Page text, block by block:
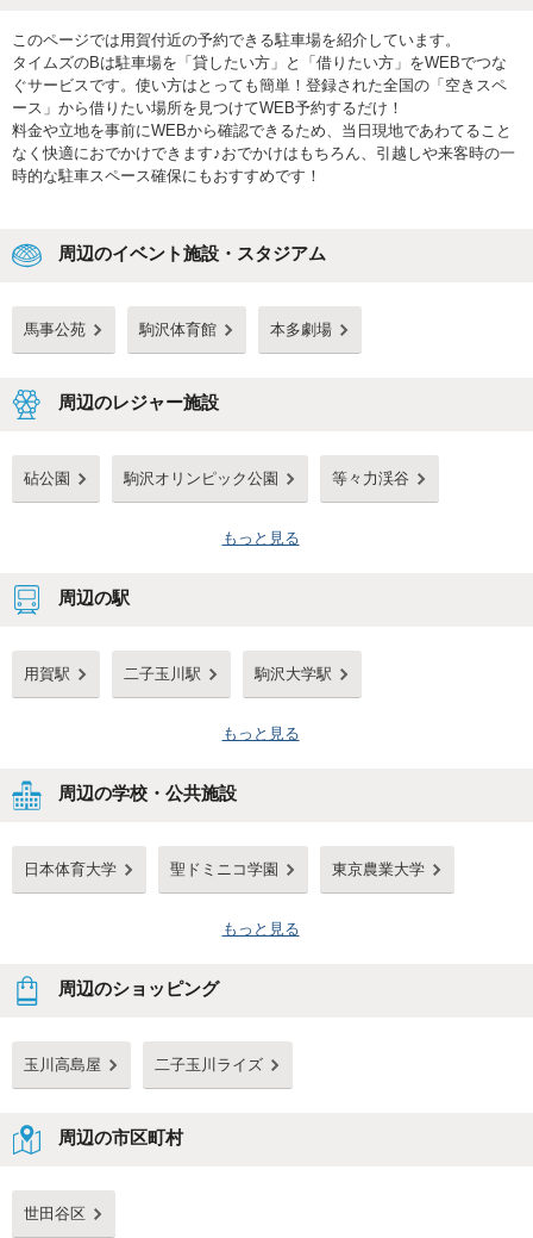
このページでは用賀付近の予約できる駐車場を紹介しています。
タイムズのBは駐車場を「貸したい方」と「借りたい方」をWEBでつな
ぐサービスです。使い方はとっても簡単！登録された全国の「空きスペ
ース」から借りたい場所を見つけてWEB予約するだけ！
料金や立地を事前にWEBから確認できるため、当日現地であわてること
なく快適におでかけできます♪おでかけはもちろん、引越しや来客時の一
時的な駐車スペース確保にもおすすめです！
周辺のイベント施設・スタジアム
馬事公苑 駒沢体育館 本多劇場
周辺のレジャー施設
砧公園 駒沢オリンピック公園 等々力渓谷
もっと見る
周辺の駅
用賀駅 二子玉川駅 駒沢大学駅
もっと見る
周辺の学校・公共施設
日本体育大学 聖ドミニコ学園 東京農業大学
もっと見る
周辺のショッピング
玉川高島屋 二子玉川ライズ
周辺の市区町村
世田谷区